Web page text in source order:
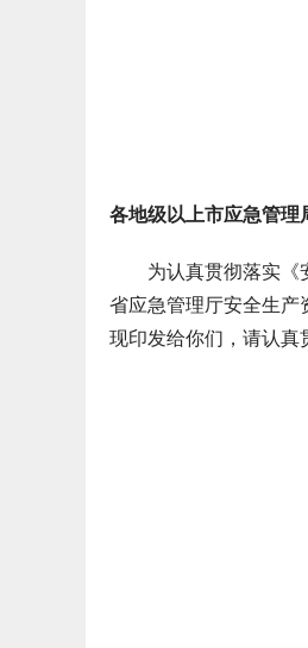
各地级以上市应急管理
为认真贯彻落实《安
省应急管理厅安全生产
现印发给你们，请认真